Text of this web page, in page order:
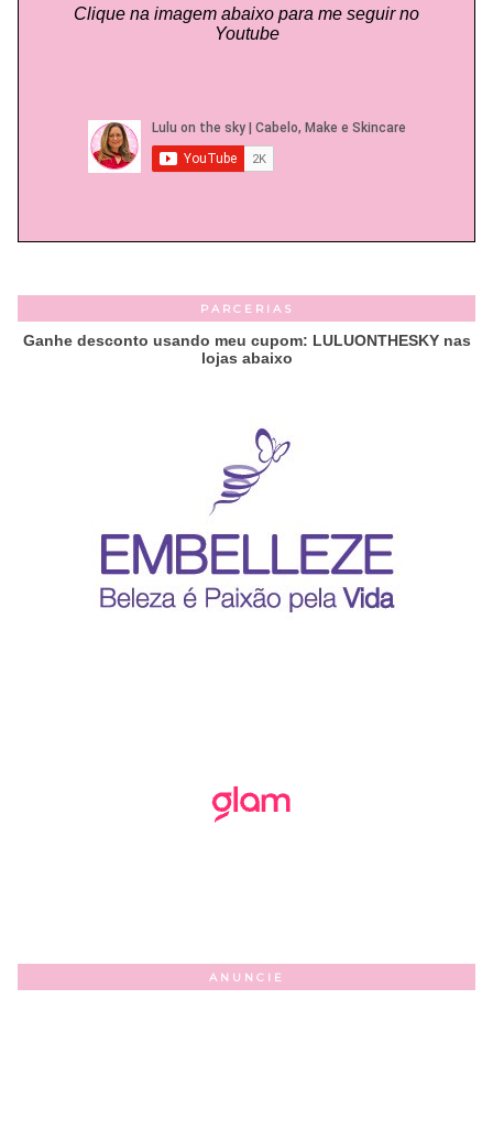
Clique na imagem abaixo para me seguir no
Youtube
PARCERIAS
Ganhe desconto usando meu cupom: LULUONTHESKY nas
lojas abaixo
ANUNCIE